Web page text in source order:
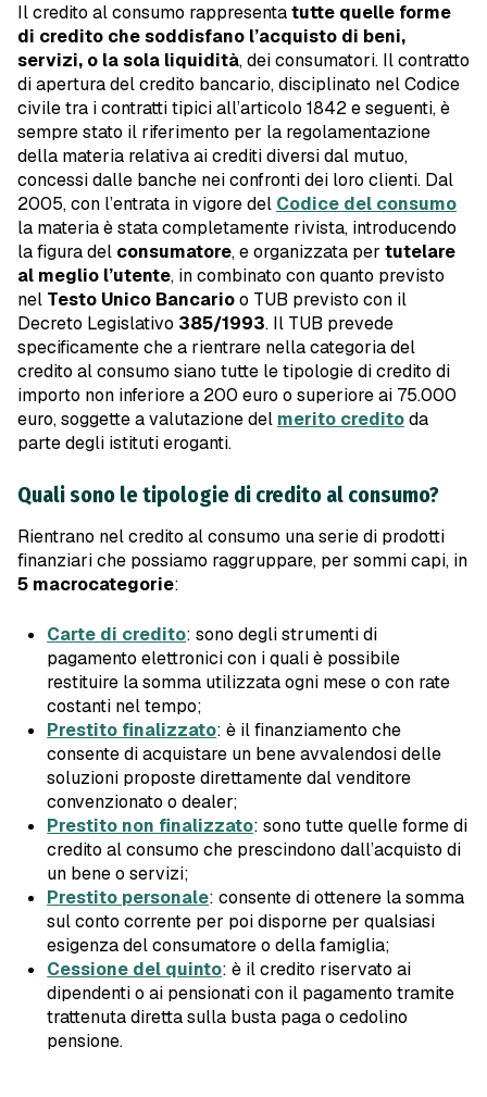
Il credito al consumo rappresentatutte quelle forme
di credito che soddisfano l’acquisto di beni,
servizi, o la sola liquidità, dei consumatori. Il contratto
di apertura del credito bancario, disciplinato nel Codice
civile tra i contratti tipici all’articolo 1842 e seguenti, è
sempre stato il riferimento per la regolamentazione
della materia relativa ai crediti diversi dal mutuo,
concessi dalle banche nei confronti dei loro clienti. Dal
2005, con l’entrata in vigore del Codice del consumo
la materia è stata completamente rivista, introducendo
la figura del consumatore, e organizzata per tutelare
al meglio l’utente, in combinato con quanto previsto
nel Testo Unico Bancarioo TUB previsto con il
Decreto Legislativo 385/1993. Il TUB prevede
specificamente che a rientrare nella categoria del
credito al consumo siano tutte le tipologie di credito di
importo non inferiore a 200 euro o superiore ai 75.000
euro, soggette a valutazione del merito creditoda
parte degli istituti eroganti.
Quali sono le tipologie di credito al consumo?
Rientrano nel credito al consumo una serie di prodotti
finanziari che possiamo raggruppare, per sommi capi, in
5 macrocategorie:
Carte di credito: sono degli strumenti di
pagamento elettronici con i quali è possibile
restituire la somma utilizzata ogni mese o con rate
costanti nel tempo;
Prestito finalizzato: è il finanziamento che
consente di acquistare un bene avvalendosi delle
soluzioni proposte direttamente dal venditore
convenzionato o dealer;
Prestito non finalizzato: sono tutte quelle forme di
credito al consumo che prescindono dall’acquisto di
un bene o servizi;
Prestito personale: consente di ottenere la somma
sul conto corrente per poi disporne per qualsiasi
esigenza del consumatore o della famiglia;
Cessione del quinto: è il credito riservato ai
dipendenti o ai pensionati con il pagamento tramite
trattenuta diretta sulla busta paga o cedolino
pensione.